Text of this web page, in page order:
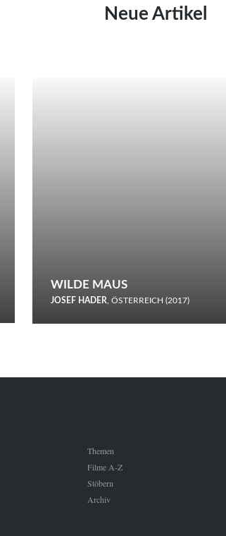
Neue Artikel
WILDE MAUS
JOSEF HADER, ÖSTERREICH (2017)
Schnee.
Themen
Filme A-Z
Stöbern
Archiv